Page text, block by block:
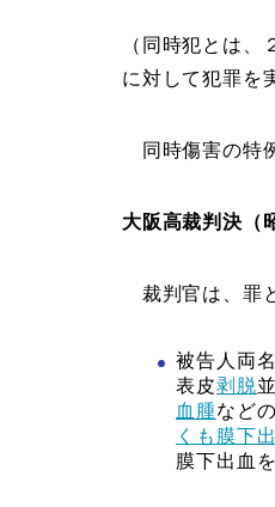
（同時犯とは
に対して犯罪を
同時傷害の特
大阪高裁判決（
裁判官は、罪
被告人両
表皮剥脱
血腫など
くも膜下
膜下出血